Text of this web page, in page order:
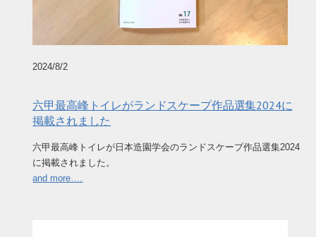
2024/8/2
六甲最高峰トイレがランドスケープ作品選集2024に
掲載されました
六甲最高峰トイレが日本造園学会のランドスケープ作品選集2024
に掲載されました。
and more….